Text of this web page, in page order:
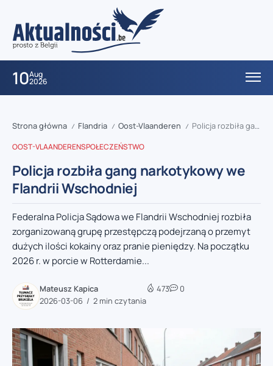
10Aug
2026
Strona główna / Flandria / Oost-Vlaanderen / Policja rozbiła gang narkotykowy we Flandrii Wschodniej
OOST-VLAANDERENSPOŁECZEŃSTWO
Policja rozbiła gang narkotykowy we
Flandrii Wschodniej
Federalna Policja Sądowa we Flandrii Wschodniej rozbiła
zorganizowaną grupę przestępczą podejrzaną o przemyt
dużych ilości kokainy oraz pranie pieniędzy. Na początku
2026 r. w porcie w Rotterdamie...
Mateusz Kapica
2026-03-06
2 min czytania
473 0